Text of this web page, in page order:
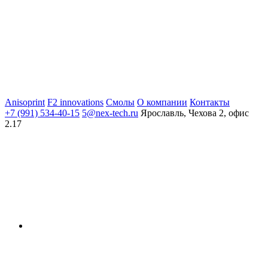
Anisoprint F2 innovations Смолы О компании Контакты
+7 (991) 534-40-15 5@nex-tech.ru Ярославль, Чехова 2, офис
2.17